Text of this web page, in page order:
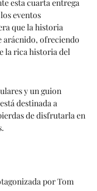
esta cuarta entrega
eventos
que la historia
arácnido, ofreciendo
la rica historia del
y un guion
destinada a
de disfrutarla en
por Tom